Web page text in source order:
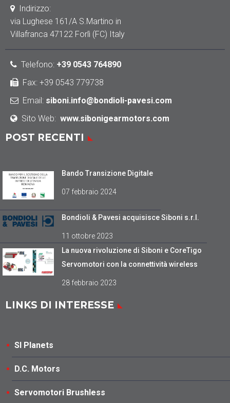
Indirizzo:
via Lughese 161/A S.Martino in
Villafranca 47122 Forlì (FC) Italy
Telefono: +39 0543 764890
Fax: +39 0543 779738
Email: siboni.info@bondioli-pavesi.com
Sito Web: www.sibonigearmotors.com
POST RECENTI
Bando Transizione Digitale
07 febbraio 2024
Bondioli & Pavesi acquisisce Siboni s.r.l.
11 ottobre 2023
La nuova rivoluzione di Siboni e CoreTigo
Servomotori con la connettività wireless
28 febbraio 2023
LINKS DI INTERESSE
SI Planets
D.C. Motors
Servomotori Brushless